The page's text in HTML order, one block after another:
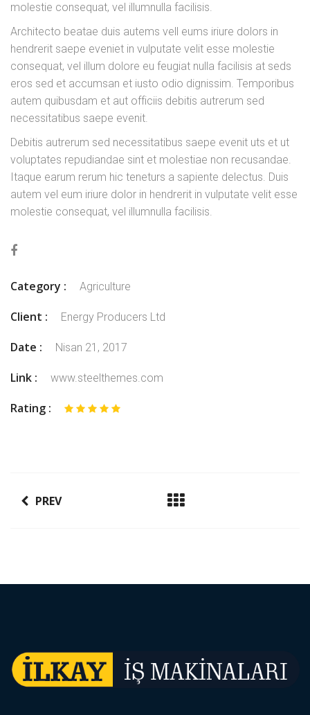
molestie consequat, vel illumnulla facilisis.
Architecto beatae duis autems vell eums iriure dolors in
hendrerit saepe eveniet in vulputate velit esse molestie
consequat, vel illum dolore eu feugiat nulla facilisis at seds
eros sed et accumsan et iusto odio dignissim. Temporibus
autem quibusdam et aut officiis debitis autrerum sed
necessitatibus saepe evenit.
Debitis autrerum sed necessitatibus saepe evenit uts et ut
voluptates repudiandae sint et molestiae non recusandae.
Itaque earum rerum hic teneturs a sapiente delectus. Duis
autem vel eum iriure dolor in hendrerit in vulputate velit esse
molestie consequat, vel illumnulla facilisis.
Category : Agriculture
Client : Energy Producers Ltd
Date : Nisan 21, 2017
Link : www.steelthemes.com
Rating :
PREV